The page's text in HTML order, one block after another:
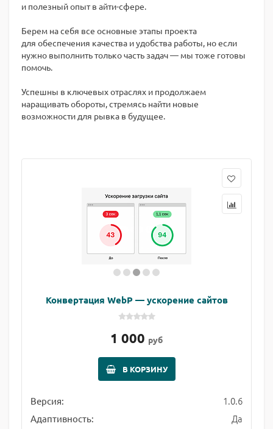
и полезный опыт в айти-сфере.
Берем на себя все основные этапы проекта
для обеспечения качества и удобства работы, но если
нужно выполнить только часть задач — мы тоже готовы
помочь.
Успешны в ключевых отраслях и продолжаем
наращивать обороты, стремясь найти новые
возможности для рывка в будущее.
Конвертация WebP — ускорение сайтов
1 000 руб
В КОРЗИНУ
Версия: 1.0.6
Адаптивность: Да